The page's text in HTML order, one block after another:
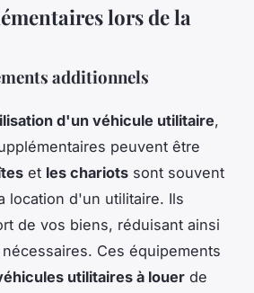
lors de la
additionnels
d'un véhicule utilitaire,
peuvent être
et les chariots sont souvent
location d'un utilitaire. Ils
de vos biens, réduisant ainsi
Ces équipements
utilitaires à louer de